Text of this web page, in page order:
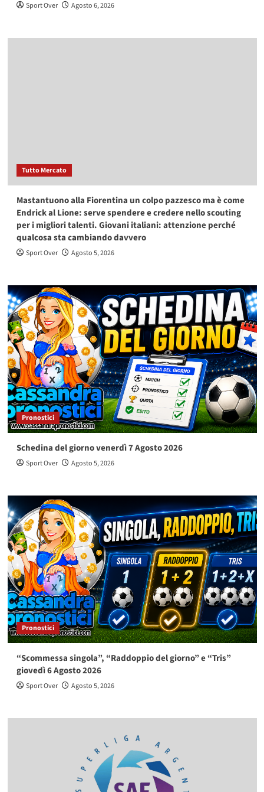
Sport Over Agosto 6, 2026
Tutto Mercato
Mastantuono alla Fiorentina un colpo pazzesco ma è come
Endrick al Lione: serve spendere e credere nello scouting
per i migliori talenti. Giovani italiani: attenzione perché
qualcosa sta cambiando davvero
Sport Over Agosto 5, 2026
Pronostici
Schedina del giorno venerdì 7 Agosto 2026
Sport Over Agosto 5, 2026
Pronostici
“Scommessa singola”, “Raddoppio del giorno” e “Tris”
giovedì 6 Agosto 2026
Sport Over Agosto 5, 2026